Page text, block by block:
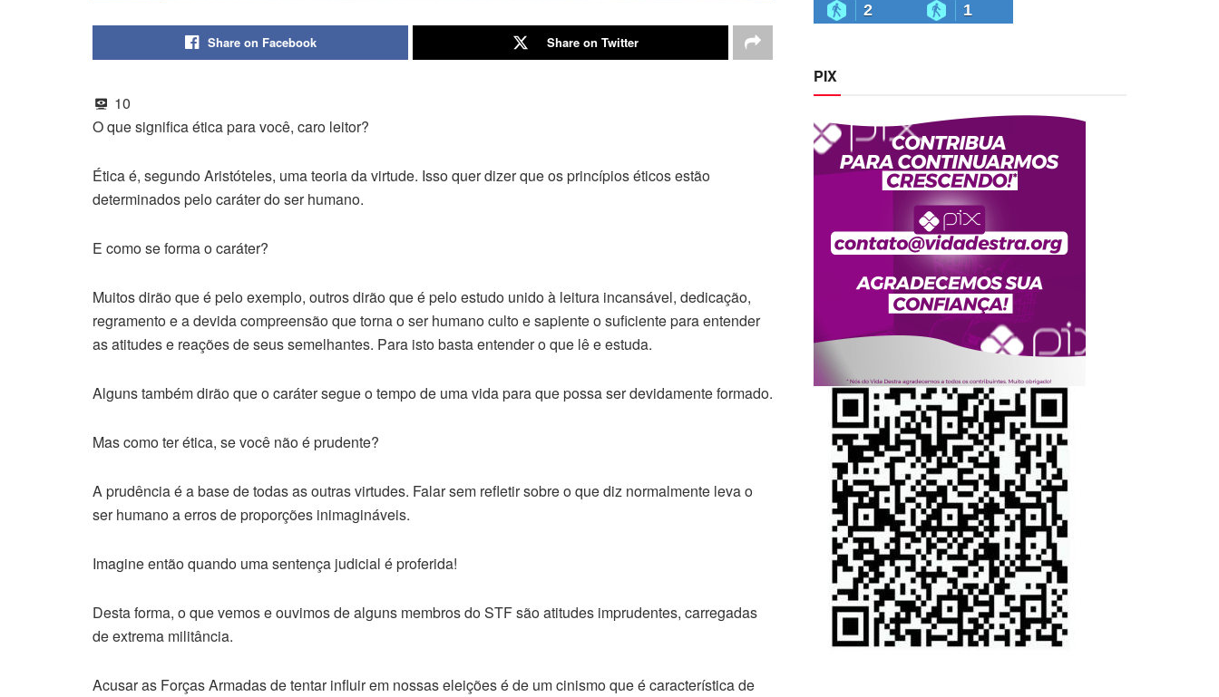
Share on Facebook Share on Twitter
10
O que significa ética para você, caro leitor?
Ética é, segundo Aristóteles, uma teoria da virtude. Isso quer dizer que os princípios éticos estão
determinados pelo caráter do ser humano.
E como se forma o caráter?
Muitos dirão que é pelo exemplo, outros dirão que é pelo estudo unido à leitura incansável, dedicação,
regramento e a devida compreensão que torna o ser humano culto e sapiente o suficiente para entender
as atitudes e reações de seus semelhantes. Para isto basta entender o que lê e estuda.
Alguns também dirão que o caráter segue o tempo de uma vida para que possa ser devidamente formado.
Mas como ter ética, se você não é prudente?
A prudência é a base de todas as outras virtudes. Falar sem refletir sobre o que diz normalmente leva o
ser humano a erros de proporções inimagináveis.
Imagine então quando uma sentença judicial é proferida!
Desta forma, o que vemos e ouvimos de alguns membros do STF são atitudes imprudentes, carregadas
de extrema militância.
Acusar as Forças Armadas de tentar influir em nossas eleições é de um cinismo que é característica de
2 1
PIX